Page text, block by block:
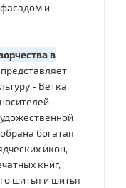
и
в
- Ветка
богатая
икон,
книг,
шитья и шитья